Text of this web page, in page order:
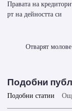
Правата на
рт на дейността си
Отварят
Подобни
Подобни статии